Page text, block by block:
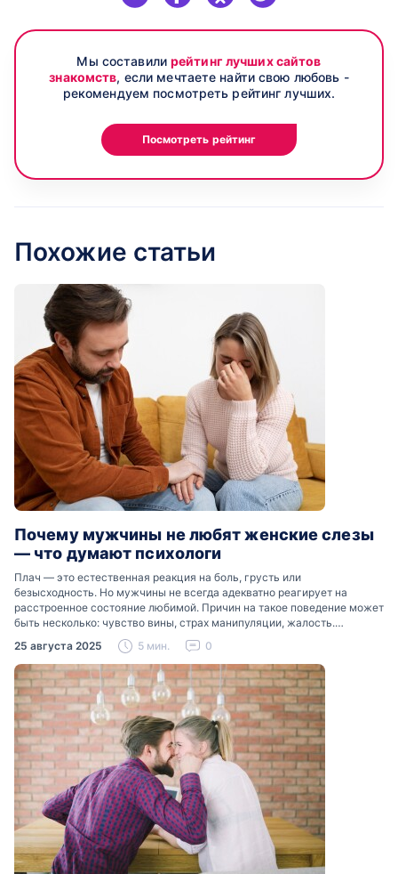
Мы составилирейтинг лучших сайтов
знакомств, если мечтаете найти свою любовь -
рекомендуем посмотреть рейтинг лучших.
Посмотреть рейтинг
Похожие статьи
Почему мужчины не любят женские слезы
— что думают психологи
Плач — это естественная реакция на боль, грусть или
безысходность. Но мужчины не всегда адекватно реагирует на
расстроенное состояние любимой. Причин на такое поведение может
быть несколько: чувство вины, страх манипуляции, жалость.
Разобраться, почему мужчины боятся женских слез, помогут советы
психологов…
25 августа 2025 5 мин. 0